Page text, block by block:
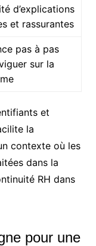
d’explications
et rassurantes
pas à pas
sur la
et
la
contexte où les
dans la
RH dans
pour une